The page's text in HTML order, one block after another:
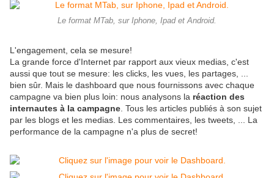
Le format MTab, sur Iphone, Ipad et Android.
L'engagement, cela se mesure!
La grande force d'Internet par rapport aux vieux medias, c'est
aussi que tout se mesure: les clicks, les vues, les partages, ...
bien sûr. Mais le dashboard que nous fournissons avec chaque
campagne va bien plus loin: nous analysons la réaction des
internautes à la campagne . Tous les articles publiés à son sujet
par les blogs et les medias. Les commentaires, les tweets, ... La
performance de la campagne n'a plus de secret!